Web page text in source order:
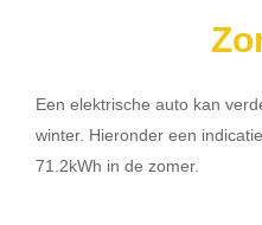
Een elektrische auto kan
winter. Hieronder een
71.2kWh in de zomer.